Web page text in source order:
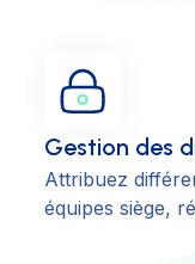
Gestion des
Attribuez
équipes siège,